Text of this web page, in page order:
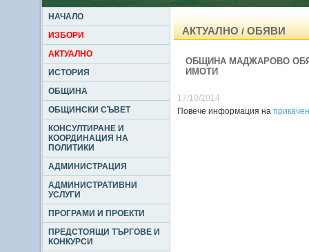
НАЧАЛО
ИЗБОРИ
АКТУАЛНО
ИСТОРИЯ
ОБЩИНА
ОБЩИНСКИ СЪВЕТ
КОНСУЛТИРАНЕ И
КООРДИНАЦИЯ НА
ПОЛИТИКИ
АДМИНИСТРАЦИЯ
АДМИНИСТРАТИВНИ
УСЛУГИ
ПРОГРАМИ И ПРОЕКТИ
ПРЕДСТОЯЩИ ТЪРГОВЕ И
КОНКУРСИ
АКТУАЛНО/ОБЯВИ
ОБЩИНА МАДЖАРОВО
ИМОТИ
17/10/2014
Повече информация на